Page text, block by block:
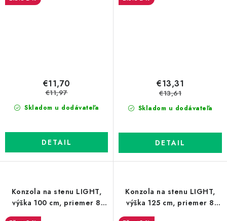
Skladom u dodávateľa
€11,70
€11,97
DETAIL
Skladom u dodávateľa
€13,31
€13,61
DETAIL
Konzola na stenu LIGHT,
výška 100 cm, priemer 8
Konzola na stenu LIGHT,
výška 125 cm, priemer 8